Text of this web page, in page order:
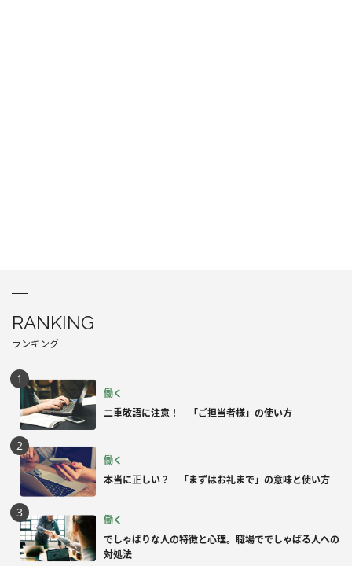
RANKING
ランキング
働く
二重敬語に注意！ 「ご担当者様」の使い方
働く
本当に正しい？ 「まずはお礼まで」の意味と使い方
働く
でしゃばりな人の特徴と心理。職場ででしゃばる人への
対処法